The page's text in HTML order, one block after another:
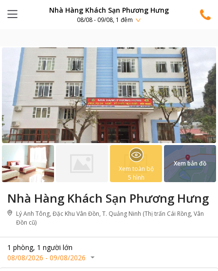
Nhà Hàng Khách Sạn Phương Hưng
08/08 - 09/08, 1 đêm
Nhà Hàng Khách Sạn Phương Hưng
Lý Anh Tông, Đặc Khu Vân Đồn, T. Quảng Ninh (Thị trấn Cái Rồng, Vân
Đồn cũ)
1 phòng, 1 người lớn
08/08/2026 - 09/08/2026
Xem toàn bộ
5 hình
Xem bản đồ